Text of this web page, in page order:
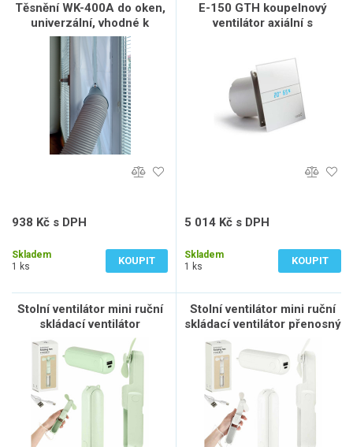
Těsnění WK-400A do oken,
univerzální, vhodné k
mobilním klimatizacím
938 Kč s DPH
Skladem
1 ks
KOUPIT
E-150 GTH koupelnový
ventilátor axiální s
5 014 Kč s DPH
Skladem
1 ks
KOUPIT
Stolní ventilátor mini ruční
skládací ventilátor
přenosný USB zelený
Stolní ventilátor mini ruční
skládací ventilátor přenosný